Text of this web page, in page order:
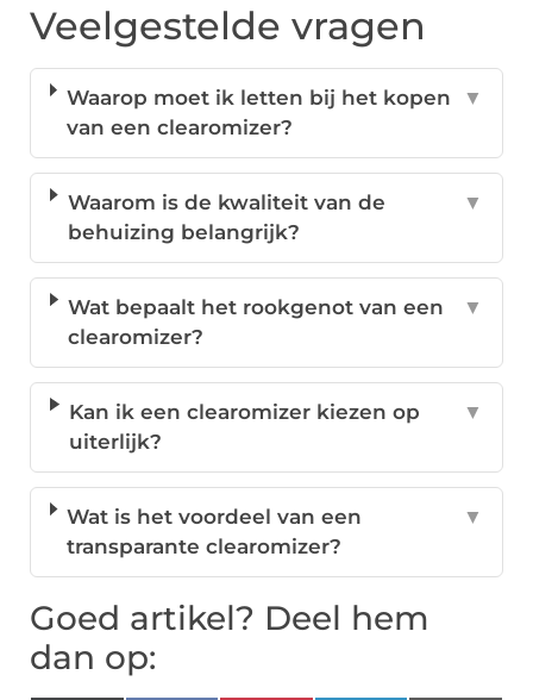
Veelgestelde vragen
Waarop moet ik letten bij het kopen
van een clearomizer?
▼
Waarom is de kwaliteit van de
behuizing belangrijk?
▼
Wat bepaalt het rookgenot van een
clearomizer?
▼
Kan ik een clearomizer kiezen op
uiterlijk?
▼
Wat is het voordeel van een
transparante clearomizer?
▼
Goed artikel? Deel hem
dan op: